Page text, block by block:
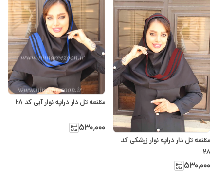
مقنعه تل دار دراپه نوار زرشکی کد
28
۵۳۰٬۰۰۰
مقنعه تل دار دراپه نوار آبی کد 28
۵۳۰٬۰۰۰